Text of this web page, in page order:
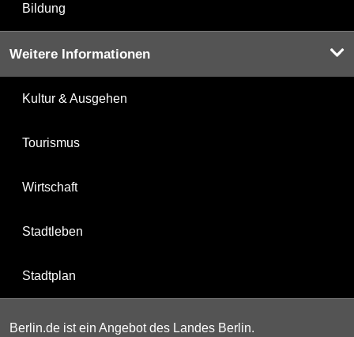
Bildung
Weitere Informationen
Kultur & Ausgehen
Tourismus
Wirtschaft
Stadtleben
Stadtplan
Berlin.de ist ein Angebot des Landes Berlin.